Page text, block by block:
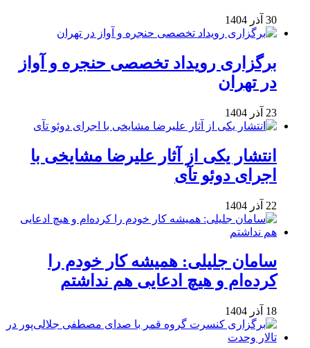
30 آذر 1404
برگزاری رویداد تخصصی حنجره و آواز
در تهران
23 آذر 1404
انتشار یکی از آثار علیرضا مشایخی با
اجرای دوئو تآی
22 آذر 1404
سامان جلیلی: همیشه کار خودم را
کرده‌ام و هیچ ادعایی هم نداشتم
18 آذر 1404